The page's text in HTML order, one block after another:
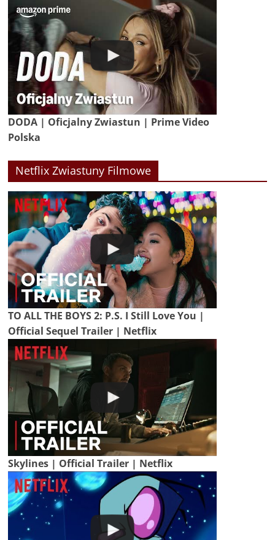
DODA | Oficjalny Zwiastun | Prime Video
Polska
Netflix Zwiastuny Filmowe
TO ALL THE BOYS 2: P.S. I Still Love You |
Official Sequel Trailer | Netflix
Skylines | Official Trailer | Netflix